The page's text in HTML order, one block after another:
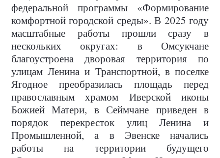
федеральной программы «Формирование
комфортной городской среды». В 2025 году
масштабные работы прошли сразу в
нескольких округах: в Омсукчане
благоустроена дворовая территория по
улицам Ленина и Транспортной, в поселке
Ягодное преобразилась площадь перед
православным храмом Иверской иконы
Божией Матери, в Сеймчане приведен в
порядок перекресток улиц Ленина и
Промышленной, а в Эвенске начались
работы на территории будущего